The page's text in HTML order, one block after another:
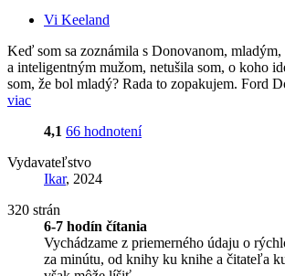
Vi Keeland
Keď som sa zoznámila s Donovanom, mladým,
a inteligentným mužom, netušila som, o koho
som, že bol mladý? Rada to zopakujem. Ford
viac
4,1 66 hodnotení
Vydavateľstvo
Ikar, 2024
320 strán
6-7 hodín čítania
Vychádzame z priemerného údaju o
za minútu, od knihy ku knihe a čitateľa